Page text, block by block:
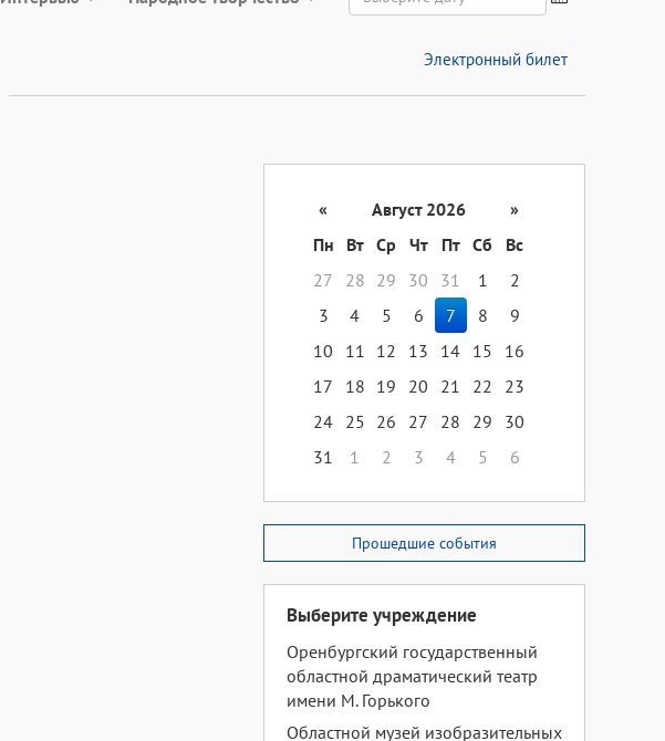
Электронный билет
« Август 2026
»
Пн
Вт Ср Чт Пт Сб
Вс
27
28 29 30 31 1
2
3
4 5 6 7 8
9
10
11 12 13 14 15
16
17
18 19 20 21 22
23
24 25 26 27 28 29
30
31
1 2 3 4 5 6
Прошедшие события
Выберите учреждение
Оренбургский государственный
областной драматический театр
имени М. Горького
Областной музей изобразительных